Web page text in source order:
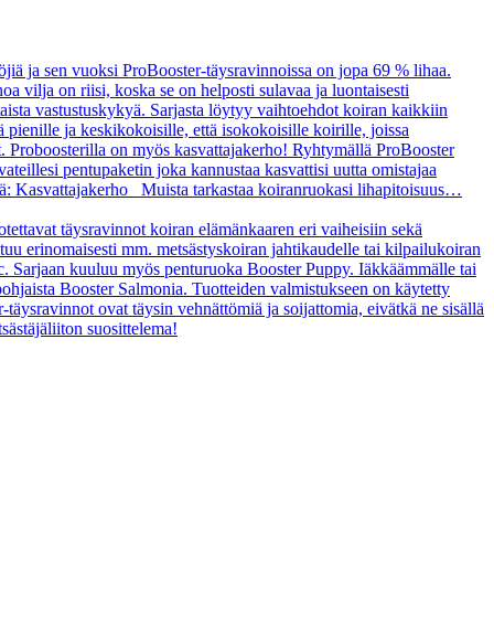
ja sen vuoksi ProBooster-täysravinnoissa on jopa 69 % lihaa.
vilja on riisi, koska se on helposti sulavaa ja luontaisesti
vastustuskykyä. Sarjasta löytyy vaihtoehdot koiran kaikkiin
pienille ja keskikokoisille, että isokokoisille koirille, joissa
on myös kasvattajakerho! Ryhtymällä ProBooster
pentupaketin joka kannustaa kasvattisi uutta omistajaa
Kasvattajakerho Muista tarkastaa koiranruokasi lihapitoisuus…
täysravinnot koiran elämänkaaren eri vaiheisiin sekä
erinomaisesti mm. metsästyskoiran jahtikaudelle tai kilpailukoiran
kuuluu myös penturuoka Booster Puppy. Iäkkäämmälle tai
Booster Salmonia. Tuotteiden valmistukseen on käytetty
ovat täysin vehnättömiä ja soijattomia, eivätkä ne sisällä
suosittelema!